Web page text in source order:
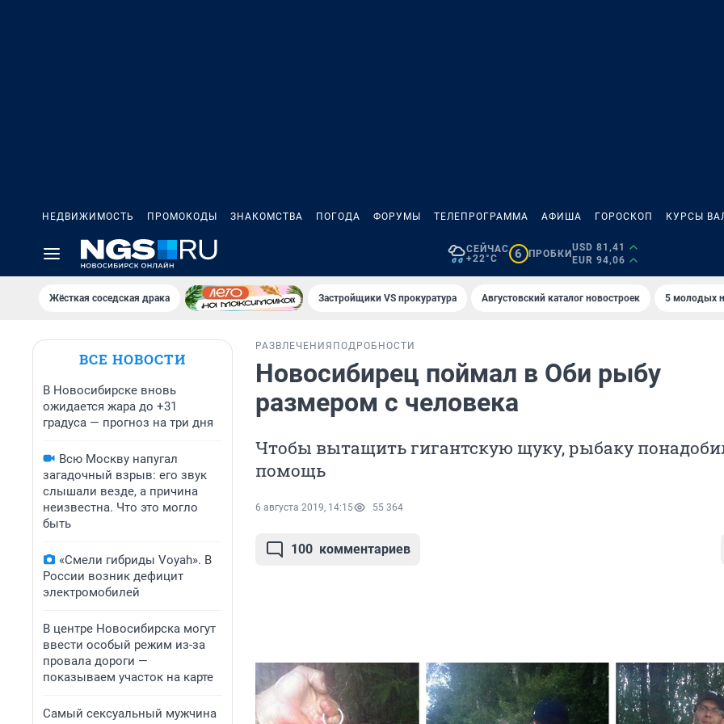
НЕДВИЖИМОСТЬ ПРОМОКОДЫ ЗНАКОМСТВА ПОГОДА ФОРУМЫ ТЕЛЕПРОГРАММА АФИША ГОРОСКОП КУРСЫ
СЕЙЧАС
+22°C
6 ПРОБКИ
USD 81,41
EUR 94,06
Жёсткая соседская драка Застройщики VS прокуратура Августовский каталог новостроек 5 молодых
ВСЕ НОВОСТИ
В Новосибирске вновь
ожидается жара до +31
градуса — прогноз на три дня
Всю Москву напугал
загадочный взрыв: его звук
слышали везде, а причина
неизвестна. Что это могло
быть
«Смели гибриды Voyah». В
России возник дефицит
электромобилей
В центре Новосибирска могут
ввести особый режим из-за
провала дороги —
показываем участок на карте
Самый сексуальный мужчина
РАЗВЛЕЧЕНИЯ ПОДРОБНОСТИ
Новосибирец поймал в Оби рыбу
размером с человека
Чтобы вытащить гигантскую щуку, рыбаку
помощь
6 августа 2019, 14:15 55 364
100 комментариев